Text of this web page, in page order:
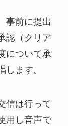
事前に提出
認（クリア
について承
します。
信は行って
用し音声で